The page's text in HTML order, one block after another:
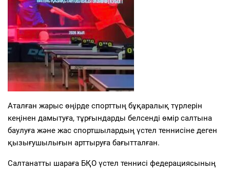
Аталған жарыс өңірде спорттың бұқаралық түрлерін
кеңінен дамытуға, тұрғындарды белсенді өмір салтына
баулуға және жас спортшылардың үстел теннисіне деген
қызығушылығын арттыруға бағытталған.
Салтанатты шараға БҚО үстел теннисі федерациясының